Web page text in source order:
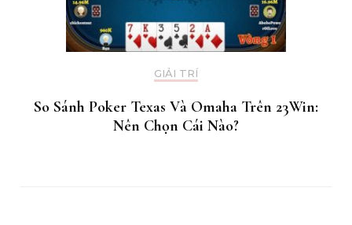
GIẢI TRÍ
So Sánh Poker Texas Và Omaha Trên 23Win:
Nên Chọn Cái Nào?